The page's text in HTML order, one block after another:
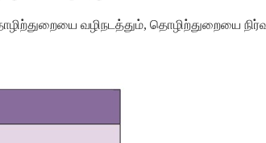
வழிநடத்தும், தொழிற்துறையை